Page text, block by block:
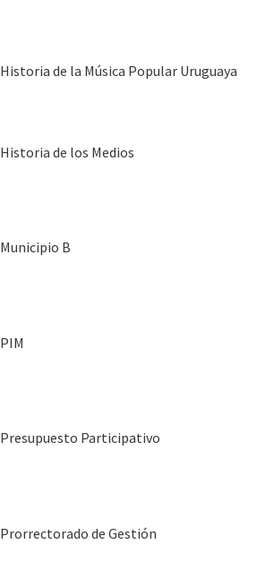
Historia de la Música Popular Uruguaya
Historia de los Medios
Municipio B
PIM
Presupuesto Participativo
Prorrectorado de Gestión